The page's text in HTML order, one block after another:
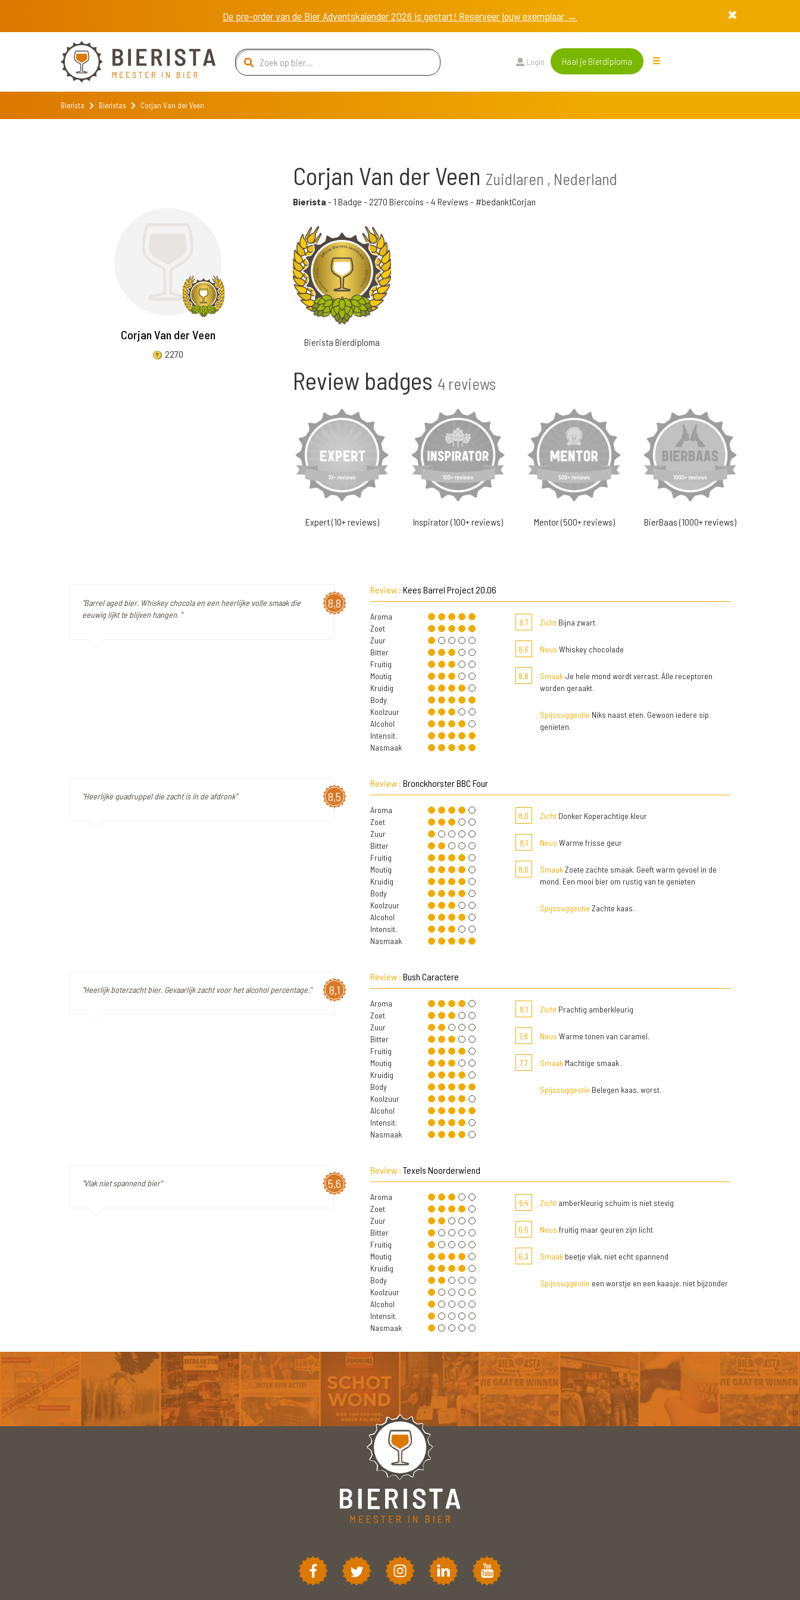
De pre-order van de Bier Adventskalender 2026 is gestart! Reserveer jouw exemplaar →
Login Haal je Bierdiploma
Bierista Bieristas Corjan Van der Veen
Corjan Van der Veen
2270
Corjan Van der Veen Zuidlaren , Nederland
Bierista - 1 Badge - 2270 Biercoins - 4 Reviews - #bedanktCorjan
Bierista Bierdiploma
Review badges 4 reviews
Expert (10+ reviews) Inspirator (100+ reviews) Mentor (500+ reviews) BierBaas (1000+ reviews)
8,8
"Barrel aged bier. Whiskey chocola en een heerlijke volle smaak die
eeuwig lijkt te blijven hangen. "
Review : Kees Barrel Project 20.06
Aroma
Zoet
Zuur
Bitter
Fruitig
Moutig
Kruidig
Body
Koolzuur
Alcohol
Intensit.
Nasmaak
8,7 ZichtBijna zwart.
8,6 Neus Whiskey chocolade
8,8 SmaakJe hele mond wordt verrast. Álle receptoren
worden geraakt.
Spijssuggestie Niks naast eten. Gewoon iedere sip
genieten.
8,5
"Heerlijke quadruppel die zacht is in de afdronk"
Review : Bronckhorster BBC Four
Aroma
Zoet
Zuur
Bitter
Fruitig
Moutig
Kruidig
Body
Koolzuur
Alcohol
Intensit.
Nasmaak
8,0 ZichtDonker Koperachtige kleur
8,1 Neus Warme frisse geur
8,6 SmaakZoete zachte smaak. Geeft warm gevoel in de
mond. Een mooi bier om rustig van te genieten
Spijssuggestie Zachte kaas.
8,1
"Heerlijk boterzacht bier. Gevaarlijk zacht voor het alcohol percentage."
Review : Bush Caractere
Aroma
Zoet
Zuur
Bitter
Fruitig
Moutig
Kruidig
Body
Koolzuur
Alcohol
Intensit.
Nasmaak
8,1 ZichtPrachtig amberkleurig
7,8 Neus Warme tonen van caramel.
7,7 SmaakMachtige smaak .
Spijssuggestie Belegen kaas, worst.
5,6
"Vlak niet spannend bier"
Review : Texels Noorderwiend
Aroma
Zoet
Zuur
Bitter
Fruitig
Moutig
Kruidig
Body
Koolzuur
Alcohol
Intensit.
Nasmaak
6,4 Zichtamberkleurig schuim is niet stevig
6,5 Neus fruitig maar geuren zijn licht
6,3 Smaakbeetje vlak, niet echt spannend
Spijssuggestie een worstje en een kaasje. niet bijzonder